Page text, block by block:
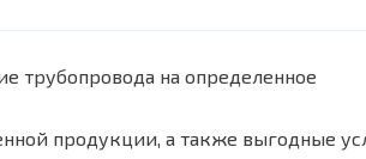
трубопровода на определенное
продукции, а также выгодные